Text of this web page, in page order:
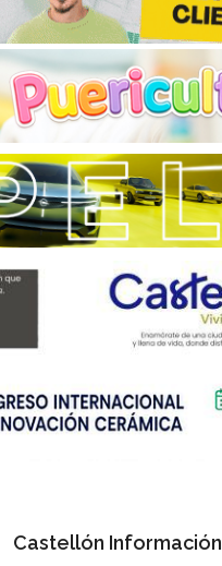
Castellón Información